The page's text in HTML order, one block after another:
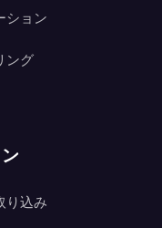
ション
ング
り込み